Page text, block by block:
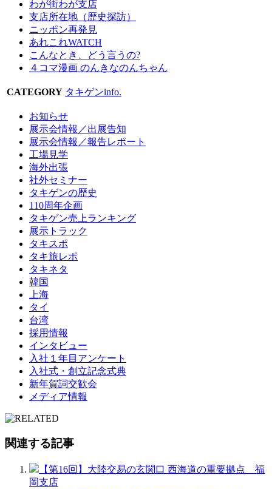
わが街わが支店
支店所在地（歴史探訪）
ニッポン再発見
あれこれWATCH
こんなとき、どう言うの?
４コマ漫画 のんきなのんちゃん
CATEGORY タキゲンinfo.
お知らせ
展示会情報／出展告知
展示会情報／報告レポート
工場見学
海外出張
社外セミナー
タキゲンの歴史
110周年企画
タキゲン売上ランキング
展示トラック
タキスポ
タキ旅レポ
タキネタ
韓国
上海
タイ
台湾
採用情報
インタビュー
入社１年目アンケート
入社式・創立記念式典
新年賀詞交歓会
メディア情報
関連する記事
【第16回】大陸交易の玄関口 西海道の重要拠点 福
岡支店